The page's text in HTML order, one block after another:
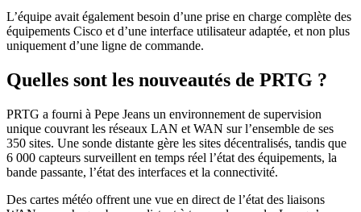
L’équipe avait également besoin d’une prise en charge complète des
équipements Cisco et d’une interface utilisateur adaptée, et non plus
uniquement d’une ligne de commande.
Quelles sont les nouveautés de PRTG ?
PRTG a fourni à Pepe Jeans un environnement de supervision
unique couvrant les réseaux LAN et WAN sur l’ensemble de ses
350 sites. Une sonde distante gère les sites décentralisés, tandis que
6 000 capteurs surveillent en temps réel l’état des équipements, la
bande passante, l’état des interfaces et la connectivité.
Des cartes météo offrent une vue en direct de l’état des liaisons